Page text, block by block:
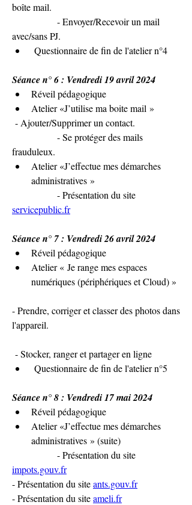
boîte mail.
- Envoyer/Recevoir un mail
avec/sans PJ.
Questionnaire de fin de l'atelier n°4
Séance n° 6 : Vendredi 19 avril 2024
Réveil pédagogique
Atelier «J’utilise ma boite mail »
- Ajouter/Supprimer un contact.
- Se protéger des mails
frauduleux.
Atelier «J’effectue mes démarches
administratives »
servicepublic.fr
Séance n° 7 : Vendredi 26 avril 2024
Réveil pédagogique
Atelier « Je range mes espaces
numériques (périphériques et Cloud) »
- Prendre, corriger et classer des photos dans
l'appareil.
- Stocker, ranger et partager en ligne
Questionnaire de fin de l'atelier n°5
Séance n° 8 : Vendredi 17 mai 2024
Réveil pédagogique
Atelier «J’effectue mes démarches
administratives » (suite)
impots.gouv.fr
- Présentation du site ants.gouv.fr
- Présentation du site ameli.fr